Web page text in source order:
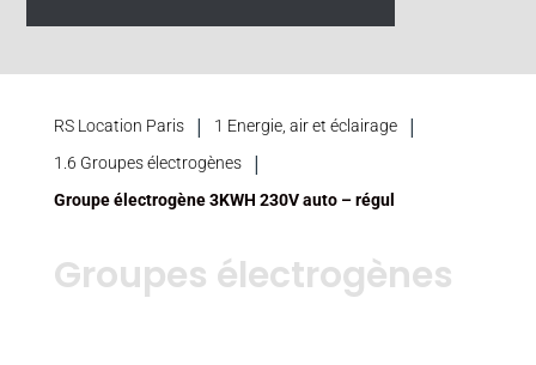
RS Location Paris | 1 Energie, air et éclairage |
1.6 Groupes électrogènes |
Groupe électrogène 3KWH 230V auto – régul
Groupes électrogènes